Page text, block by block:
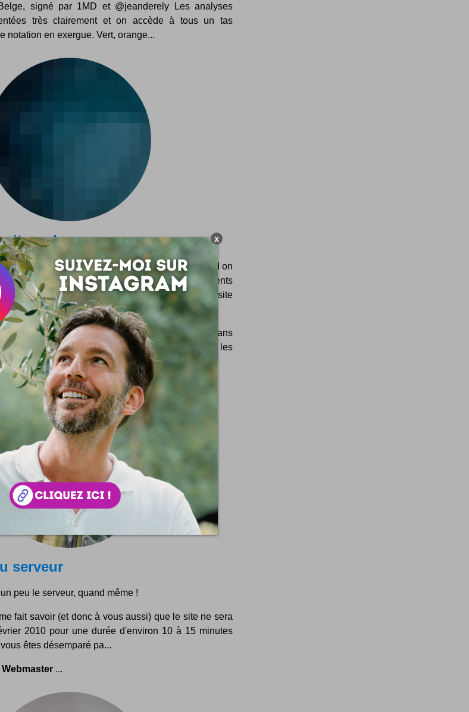
signé par 1MD et @jeanderely Les analyses
très clairement et on accède à tous un tas
notation en exergue. Vert, orange...
site web
de faire plaisir en améliorant un site, surtout quand on
un titre bien marketeux ;) Pas mal de changements
pour améliorer votre confort de visite
désormais voir le nombre de commentaires dans
comme par exemple ici. Autre nouveauté : les
une petite description qui...
serveur
peu le serveur, quand même !
fait savoir (et donc à vous aussi) que le site ne sera
2010 pour une durée d'environ 10 à 15 minutes
êtes désemparé pa...
Webmaster ...
X